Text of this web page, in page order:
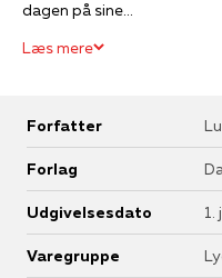
dagen på sine...
Læs mere
Forfatter
Forlag
Udgivelsesdato 1.
Varegruppe